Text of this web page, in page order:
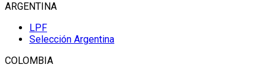
ARGENTINA
LPF
Selección Argentina
COLOMBIA